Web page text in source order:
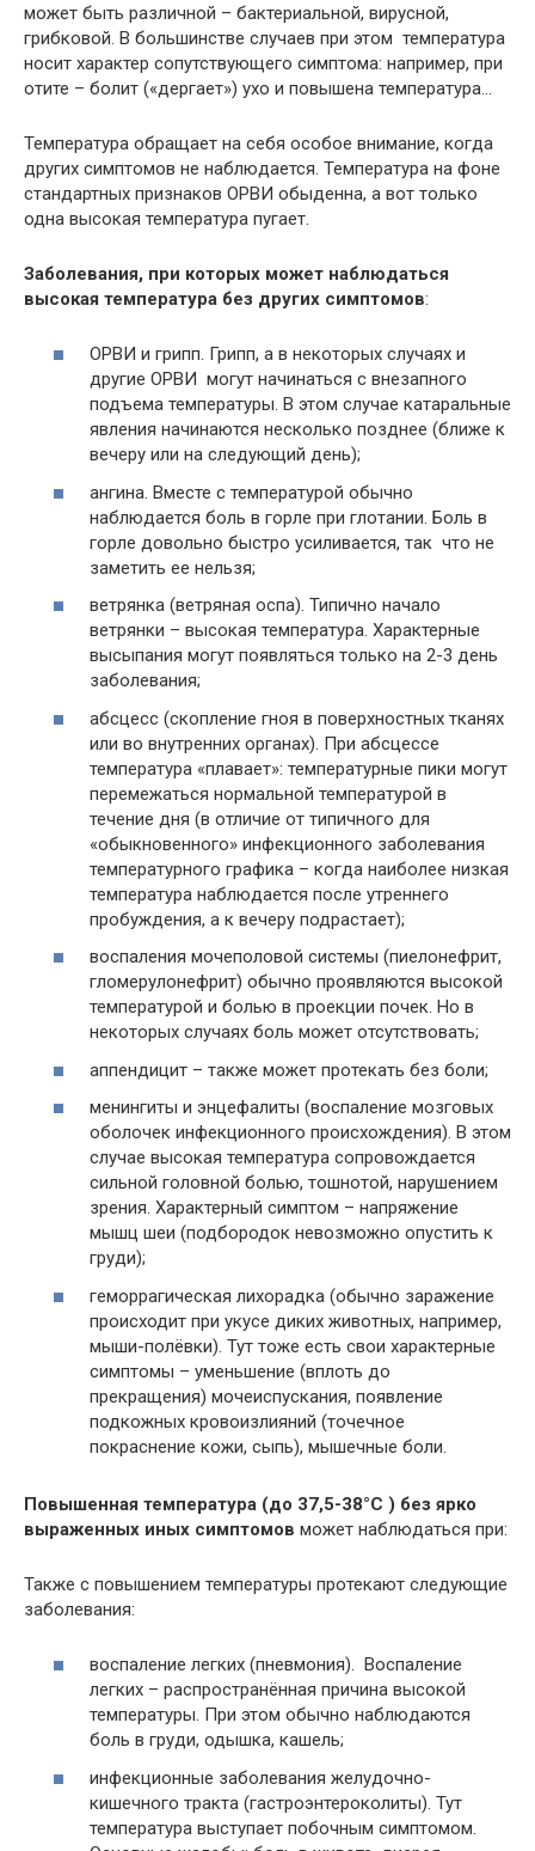
может быть различной – бактериальной, вирусной,
грибковой. В большинстве случаев при этом температура
носит характер сопутствующего симптома: например, при
отите – болит («дергает») ухо и повышена температура…
Температура обращает на себя особое внимание, когда
других симптомов не наблюдается. Температура на фоне
стандартных признаков ОРВИ обыденна, а вот только
одна высокая температура пугает.
Заболевания, при которых может наблюдаться
высокая температура без других симптомов:
ОРВИ и грипп. Грипп, а в некоторых случаях и
другие ОРВИ могут начинаться с внезапного
подъема температуры. В этом случае катаральные
явления начинаются несколько позднее (ближе к
вечеру или на следующий день);
ангина. Вместе с температурой обычно
наблюдается боль в горле при глотании. Боль в
горле довольно быстро усиливается, так что не
заметить ее нельзя;
ветрянка (ветряная оспа). Типично начало
ветрянки – высокая температура. Характерные
высыпания могут появляться только на 2-3 день
заболевания;
абсцесс (скопление гноя в поверхностных тканях
или во внутренних органах). При абсцессе
температура «плавает»: температурные пики могут
перемежаться нормальной температурой в
течение дня (в отличие от типичного для
«обыкновенного» инфекционного заболевания
температурного графика – когда наиболее низкая
температура наблюдается после утреннего
пробуждения, а к вечеру подрастает);
воспаления мочеполовой системы (пиелонефрит,
гломерулонефрит) обычно проявляются высокой
температурой и болью в проекции почек. Но в
некоторых случаях боль может отсутствовать;
аппендицит – также может протекать без боли;
менингиты и энцефалиты (воспаление мозговых
оболочек инфекционного происхождения). В этом
случае высокая температура сопровождается
сильной головной болью, тошнотой, нарушением
зрения. Характерный симптом – напряжение
мышц шеи (подбородок невозможно опустить к
груди);
геморрагическая лихорадка (обычно заражение
происходит при укусе диких животных, например,
мыши-полёвки). Тут тоже есть свои характерные
симптомы – уменьшение (вплоть до
прекращения) мочеиспускания, появление
подкожных кровоизлияний (точечное
покраснение кожи, сыпь), мышечные боли.
Повышенная температура (до 37,5-38°C ) без ярко
выраженных иных симптомов может наблюдаться при:
Также с повышением температуры протекают следующие
заболевания:
воспаление легких (пневмония). Воспаление
легких – распространённая причина высокой
температуры. При этом обычно наблюдаются
боль в груди, одышка, кашель;
инфекционные заболевания желудочно-
кишечного тракта (гастроэнтероколиты). Тут
температура выступает побочным симптомом.